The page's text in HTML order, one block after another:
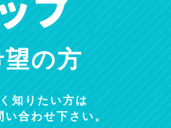
の方
知りたい方は
合わせ下さい。